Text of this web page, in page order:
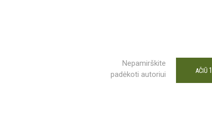
Nepamirškite
padėkoti autoriui
AČIŪ 1